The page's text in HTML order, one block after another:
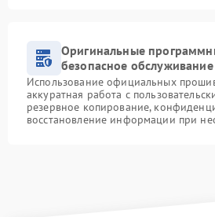
Оригинальные
безопасное
Использование официальных
аккуратная работа с
резервное копирование,
восстановление информации при